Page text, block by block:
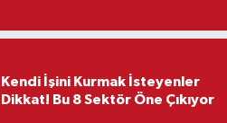
Kendi İşini Kurmak İsteyenler
Dikkat! Bu 8 Sektör Öne Çıkıyor